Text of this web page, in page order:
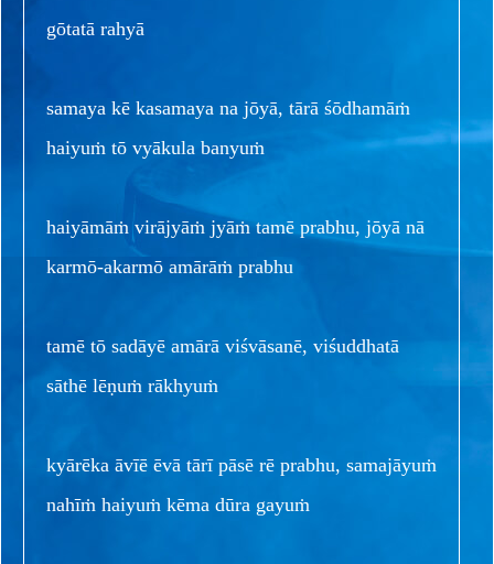
gōtatā rahyā
samaya kē kasamaya na jōyā, tārā śōdhamāṁ
haiyuṁ tō vyākula banyuṁ
haiyāmāṁ virājyāṁ jyāṁ tamē prabhu, jōyā nā
karmō-akarmō amārāṁ prabhu
tamē tō sadāyē amārā viśvāsanē, viśuddhatā
sāthē lēṇuṁ rākhyuṁ
kyārēka āvīē ēvā tārī pāsē rē prabhu, samajāyuṁ
nahīṁ haiyuṁ kēma dūra gayuṁ